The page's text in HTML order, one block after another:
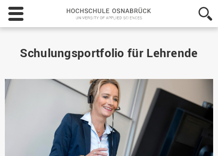
Hochschule
Osnabrück
-
Applied
Schulungsportfolio für Lehrende